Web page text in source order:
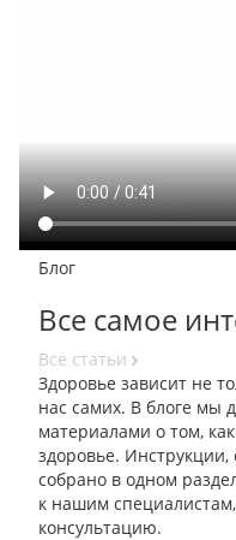
Блог
Все самое
Все статьи
Здоровье зависит не
нас самих. В блоге мы
материалами о том,
здоровье.
собрано в одном
к нашим
консультацию.